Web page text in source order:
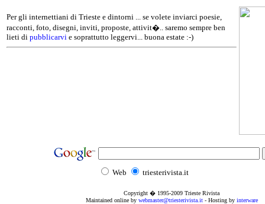
Per gli internettiani di Trieste e dintorni ... se volete inviarci poesie,
racconti, foto, disegni, inviti, proposte, attivit�.. saremo sempre ben
lieti di pubblicarvi e soprattutto leggervi... buona estate :-)
Web triesterivista.it
Copyright � 1995-2009 Trieste Rivista
Maintained online by webmaster@triesterivista.it- Hosting by interware